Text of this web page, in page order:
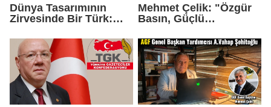
Dünya Tasarımının
Zirvesinde Bir Türk:
Ayanoğlu'na İtalya'dan
Birincilik Ödülü
Mehmet Çelik: "Özgür
Basın, Güçlü
Teminatıdır"